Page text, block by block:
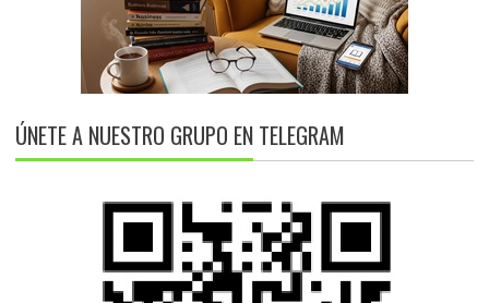
ÚNETE A NUESTRO GRUPO EN TELEGRAM